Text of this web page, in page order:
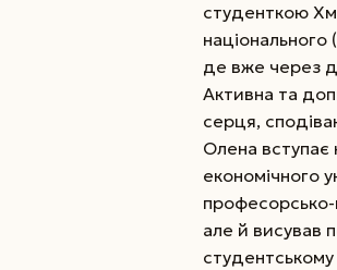
студенткою
де вже через
Активна та
серця,
Олена вступає
економічного
професорсько-
але й висував